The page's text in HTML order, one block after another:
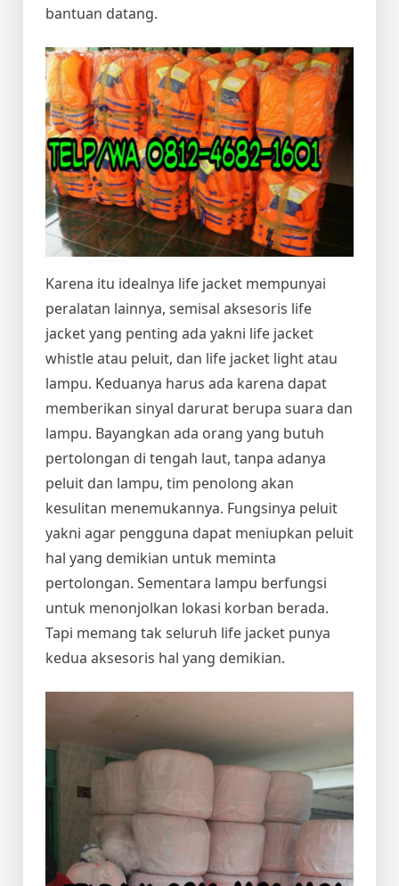
bantuan datang.
Karena itu idealnya life jacket mempunyai
peralatan lainnya, semisal aksesoris life
jacket yang penting ada yakni life jacket
whistle atau peluit, dan life jacket light atau
lampu. Keduanya harus ada karena dapat
memberikan sinyal darurat berupa suara dan
lampu. Bayangkan ada orang yang butuh
pertolongan di tengah laut, tanpa adanya
peluit dan lampu, tim penolong akan
kesulitan menemukannya. Fungsinya peluit
yakni agar pengguna dapat meniupkan peluit
hal yang demikian untuk meminta
pertolongan. Sementara lampu berfungsi
untuk menonjolkan lokasi korban berada.
Tapi memang tak seluruh life jacket punya
kedua aksesoris hal yang demikian.